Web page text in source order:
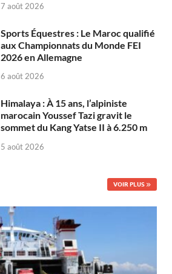
7 août 2026
Sports Équestres : Le Maroc qualifié
aux Championnats du Monde FEI
2026 en Allemagne
6 août 2026
Himalaya : À 15 ans, l’alpiniste
marocain Youssef Tazi gravit le
sommet du Kang Yatse II à 6.250 m
5 août 2026
VOIR PLUS